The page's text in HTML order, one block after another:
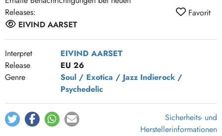
Releases:
EIVIND AARSET
Favorit
Interpret
EIVIND AARSET
Release
EU 26
Genre
Soul / Exotica / Jazz Indierock /
Psychedelic
Sicherheits- und
Herstellerinformationen